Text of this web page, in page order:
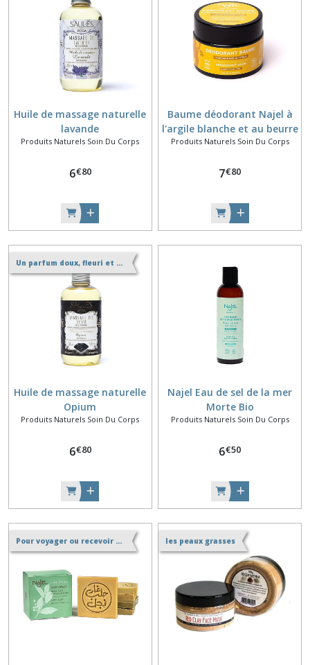
Huile de massage naturelle
lavande
Produits Naturels Soin Du Corps
6€80
Baume déodorant Najel à
l'argile blanche et au beurre
de karité
Produits Naturels Soin Du Corps
7€80
Un parfum doux, fleuri et sensuel
Huile de massage naturelle
Opium
Produits Naturels Soin Du Corps
6€80
Najel Eau de sel de la mer
Morte Bio
Produits Naturels Soin Du Corps
6€50
Pour voyager ou recevoir des invités. les peaux grasses